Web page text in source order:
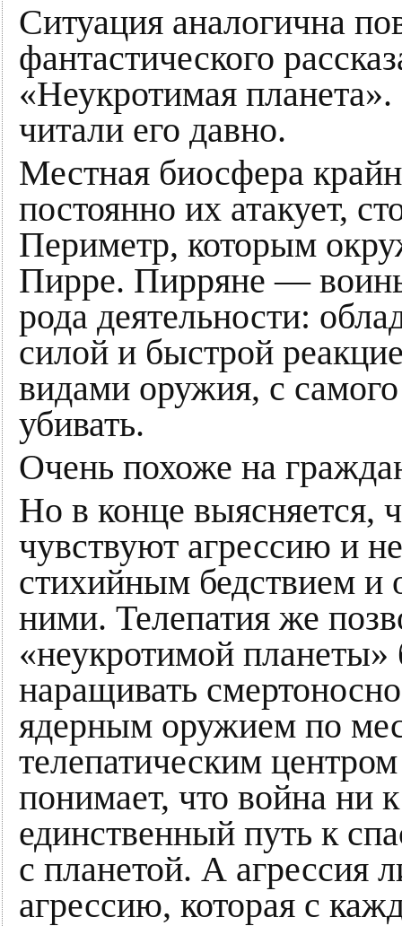
Ситуация аналогична
фантастического
«Неукротимая
читали его давно.
Местная биосфера
постоянно их атакует,
Периметр, которым
Пирре. Пирряне —
рода деятельности:
силой и быстрой
видами оружия, с самого
убивать.
Очень похоже на
Но в конце выясняется,
чувствуют агрессию и
стихийным бедствием и
ними. Телепатия же
«неукротимой планеты»
наращивать
ядерным оружием по
телепатическим
понимает, что война ни
единственный путь к
с планетой. А агрессия
агрессию, которая с